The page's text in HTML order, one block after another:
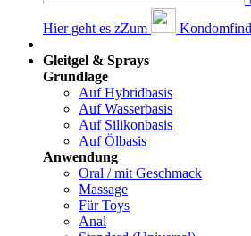
Hier geht es zZum
Gleitgel & Sprays
Grundlage
Auf Hybridbasis
Auf Wasserbasis
Auf Silikonbasis
Auf Ölbasis
Anwendung
Oral / mit Geschmack
Massage
Für Toys
Anal